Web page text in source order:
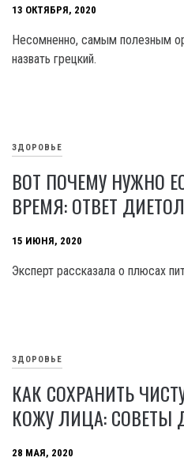
13 ОКТЯБРЯ, 2020
Несомненно, самым полезным
назвать грецкий.
ЗДОРОВЬЕ
ВОТ ПОЧЕМУ НУЖНО
ВРЕМЯ: ОТВЕТ
15 ИЮНЯ, 2020
Эксперт рассказала о плюсах
ЗДОРОВЬЕ
КАК СОХРАНИТЬ
КОЖУ ЛИЦА: СОВЕТЫ
28 МАЯ, 2020